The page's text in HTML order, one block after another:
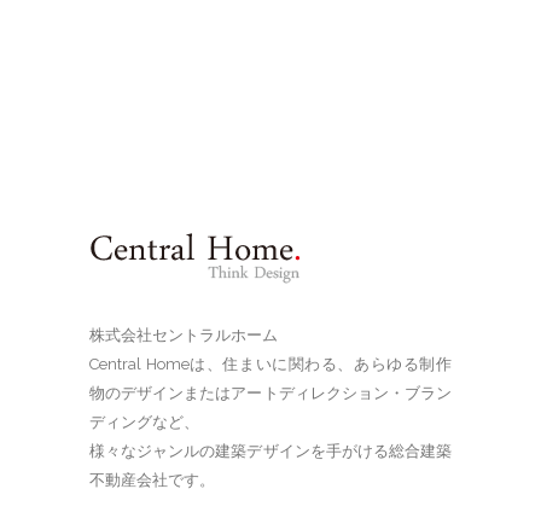
株式会社セントラルホーム
Central Homeは、住まいに関わる、あらゆる制作
物のデザインまたはアートディレクション・ブラン
ディングなど、
様々なジャンルの建築デザインを手がける総合建築
不動産会社です。